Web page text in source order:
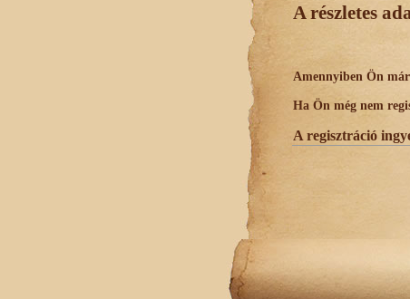
A részletes
Amennyiben Ön
Ha Ön még nem
A regisztráció